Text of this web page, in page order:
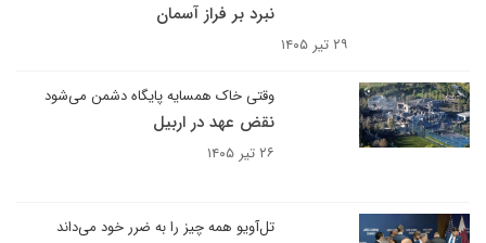
نبرد بر فراز آسمان
۲۹ تیر ۱۴۰۵
وقتی خاک همسایه پایگاه دشمن می‌شود
نقض عهد در اربیل
۲۶ تیر ۱۴۰۵
تل‌آویو همه چیز را به ضرر خود می‌داند